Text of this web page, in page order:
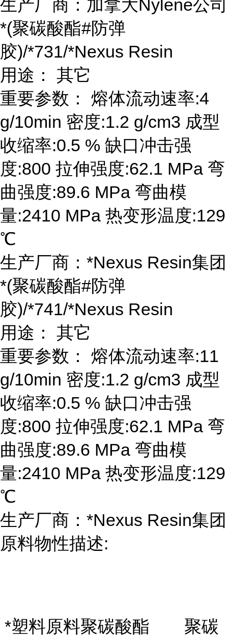
生产厂商：加拿大Nylene公司
*(聚碳酸酯#防弹
胶)/*731/*Nexus Resin
用途： 其它
重要参数： 熔体流动速率:4
g/10min 密度:1.2 g/cm3 成型
收缩率:0.5 % 缺口冲击强
度:800 拉伸强度:62.1 MPa 弯
曲强度:89.6 MPa 弯曲模
量:2410 MPa 热变形温度:129
℃
生产厂商：*Nexus Resin集团
*(聚碳酸酯#防弹
胶)/*741/*Nexus Resin
用途： 其它
重要参数： 熔体流动速率:11
g/10min 密度:1.2 g/cm3 成型
收缩率:0.5 % 缺口冲击强
度:800 拉伸强度:62.1 MPa 弯
曲强度:89.6 MPa 弯曲模
量:2410 MPa 热变形温度:129
℃
生产厂商：*Nexus Resin集团
原料物性描述:
*塑料原料聚碳酸酯 聚碳